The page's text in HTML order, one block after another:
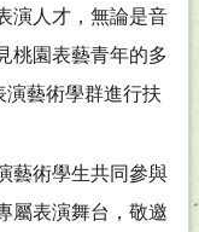
演人才，無論是音
桃園表藝青年的多
藝術學群進行扶
藝術學生共同參與
屬表演舞台，敬邀